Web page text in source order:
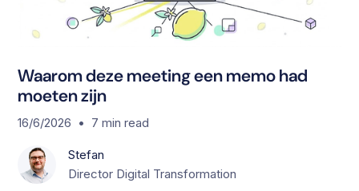
Waarom deze meeting een memo had
moeten zijn
16/6/2026 • 7 min read
Stefan
Director Digital Transformation